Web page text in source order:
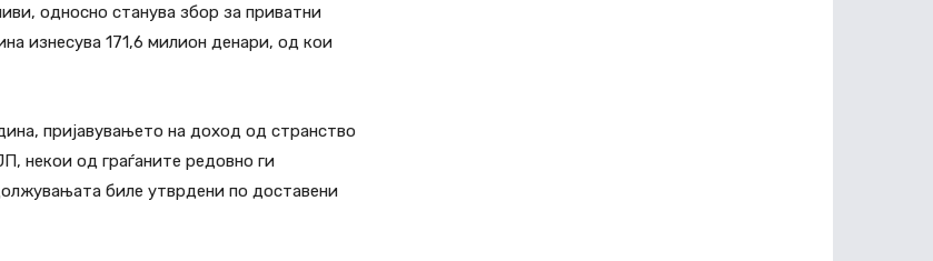
односно станува збор за приватни
изнесува 171,6 милион денари, од кои
пријавувањето на доход од странство
некои од граѓаните редовно ги
биле утврдени по доставени